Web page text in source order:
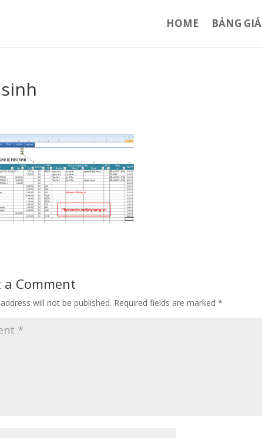
HOME BẢNG GIÁ
a Comment
will not be published. Required fields are marked*